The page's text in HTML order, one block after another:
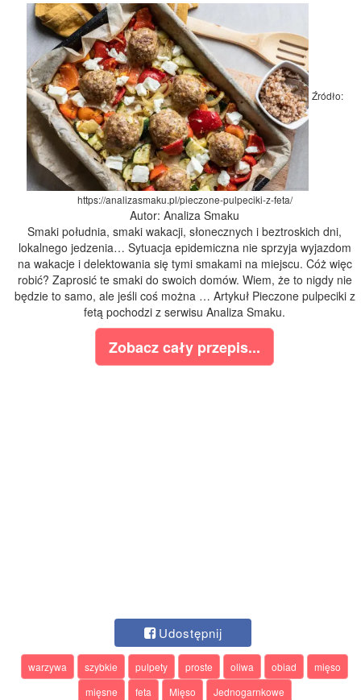
Źródło:
https://analizasmaku.pl/pieczone-pulpeciki-z-feta/
Autor: Analiza Smaku
Smaki południa, smaki wakacji, słonecznych i beztroskich dni,
lokalnego jedzenia… Sytuacja epidemiczna nie sprzyja wyjazdom
na wakacje i delektowania się tymi smakami na miejscu. Cóż więc
robić? Zaprosić te smaki do swoich domów. Wiem, że to nigdy nie
będzie to samo, ale jeśli coś można … Artykuł Pieczone pulpeciki z
fetą pochodzi z serwisu Analiza Smaku.
Zobacz cały przepis...
Udostępnij
warzywa szybkie pulpety proste oliwa obiad
mięso
mięsne
feta Mięso Jednogarnkowe